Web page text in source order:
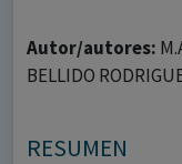
Autor/autores:
BELLIDO
RESUMEN